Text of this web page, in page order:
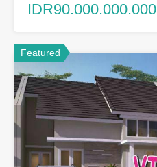
IDR90.000.000.000
Featured